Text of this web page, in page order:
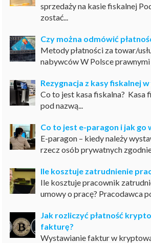
sprzedaży na kasie fiskalnej
zostać...
Czy można odmówić
Metody płatności za towar/
nabywców W Polsce
Rezygnacja z kasy fiskalnej
Co to jest kasa fiskalna? Kasa
pod nazwą...
Co to jest e-paragon i jak go
E-paragon – kiedy należy
rzecz osób prywatnych
Ile kosztuje zatrudnienie
Ile kosztuje pracownik
umowy o pracę? Pracodawca
Jak rozliczyć płatność
fakturę?
Wystawianie faktur w